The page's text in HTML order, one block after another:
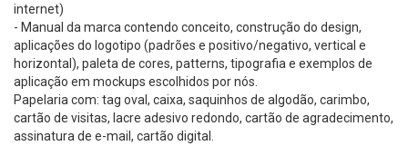
internet)
- Manual da marca contendo conceito, construção do design,
aplicações do logotipo (padrões e positivo/negativo, vertical e
horizontal), paleta de cores, patterns, tipografia e exemplos de
aplicação em mockups escolhidos por nós.
Papelaria com: tag oval, caixa, saquinhos de algodão, carimbo,
cartão de visitas, lacre adesivo redondo, cartão de agradecimento,
assinatura de e-mail, cartão digital.